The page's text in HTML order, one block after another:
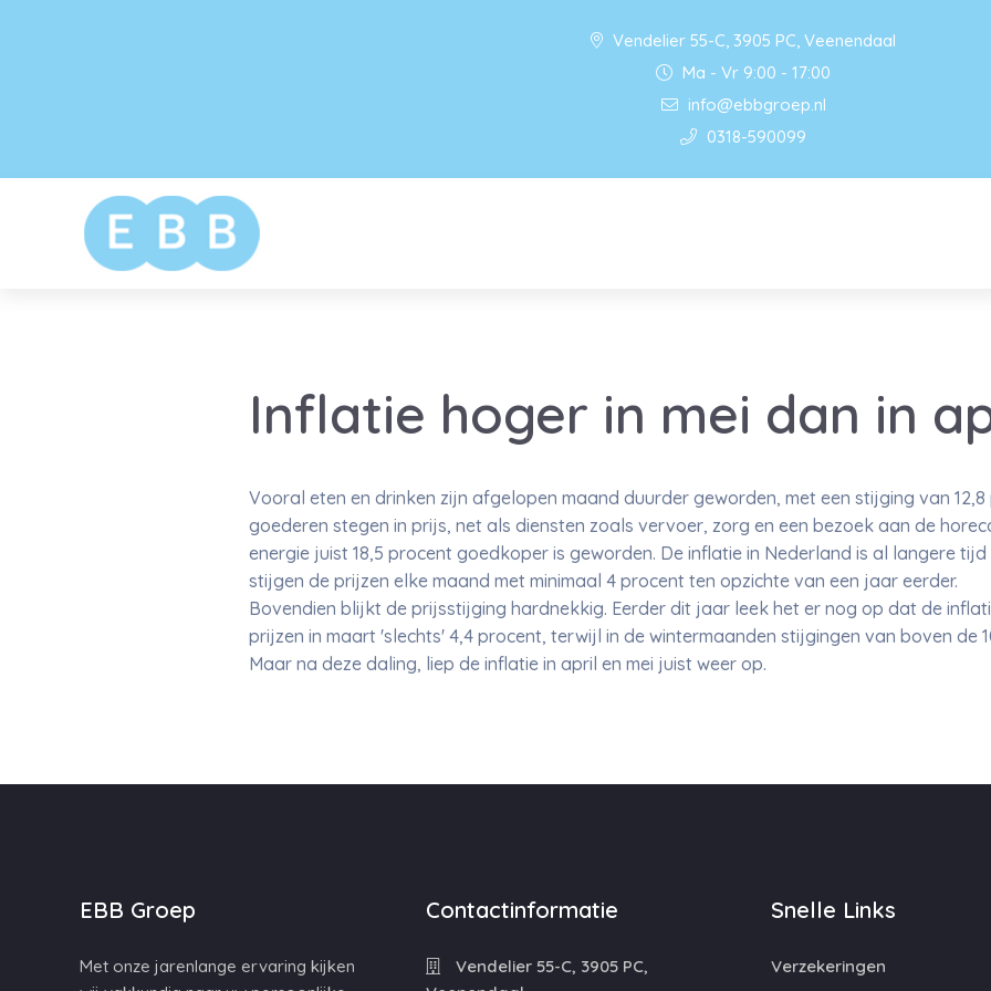
Vendelier 55-C, 3905 PC, Veenendaal
Ma - Vr 9:00 - 17:00
info@ebbgroep.nl
0318-590099
Inflatie hoger in mei dan in
Vooral eten en drinken zijn afgelopen maand duurder geworden, met een stijging van
goederen stegen in prijs, net als diensten zoals vervoer, zorg en een bezoek aan de
energie juist 18,5 procent goedkoper is geworden. De inflatie in Nederland is al langere
stijgen de prijzen elke maand met minimaal 4 procent ten opzichte van een jaar eerder.
Bovendien blijkt de prijsstijging hardnekkig. Eerder dit jaar leek het er nog op dat de
prijzen in maart 'slechts' 4,4 procent, terwijl in de wintermaanden stijgingen van boven de
Maar na deze daling, liep de inflatie in april en mei juist weer op.
EBB Groep
Met onze jarenlange ervaring kijken
Contactinformatie
Vendelier 55-C, 3905 PC,
Snelle Links
Verzekeringen